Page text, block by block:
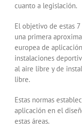
cuanto a legislación.
El objetivo de estas
una primera
europea de
instalaciones
al aire libre y de
libre.
Estas normas
aplicación en el
estas áreas.